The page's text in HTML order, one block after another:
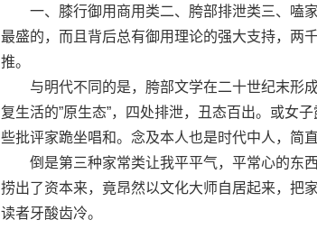
一、膝行御用商用类二、胯部排泄类三、嗑
最盛的，而且背后总有御用理论的强大支持，两
推。
与明代不同的是，胯部文学在二十世纪末形
复生活的”原生态”，四处排泄，丑态百出。或女
些批评家跪坐唱和。念及本人也是时代中人，简直
倒是第三种家常类让我平平气，平常心的东
捞出了资本来，竟昂然以文化大师自居起来，把
读者牙酸齿冷。